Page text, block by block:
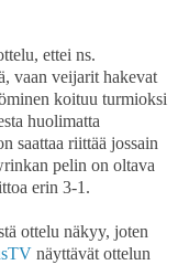
ettei ns.
vaan veijarit hakevat
koituu turmioksi
huolimatta
saattaa riittää jossain
pelin on oltava
erin 3-1.
ottelu näkyy, joten
näyttävät ottelun